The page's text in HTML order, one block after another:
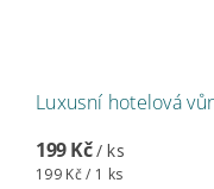
Luxusní hotelová
199 Kč/ ks
199 Kč / 1 ks